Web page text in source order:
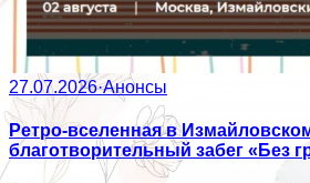
27.07.2026·Анонсы
Ретро-вселенная в
благотворительный забег «Без